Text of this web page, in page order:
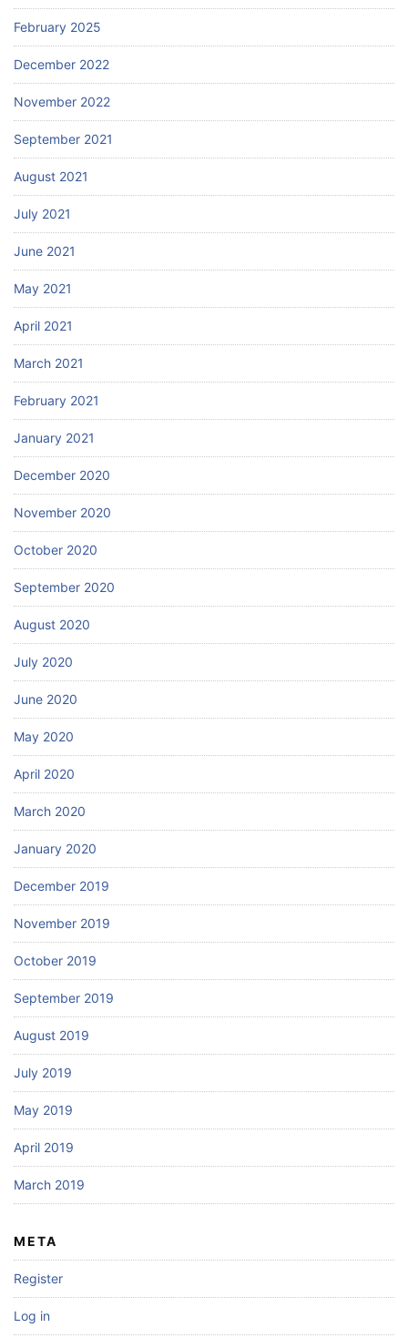
February 2025
December 2022
November 2022
September 2021
August 2021
July 2021
June 2021
May 2021
April 2021
March 2021
February 2021
January 2021
December 2020
November 2020
October 2020
September 2020
August 2020
July 2020
June 2020
May 2020
April 2020
March 2020
January 2020
December 2019
November 2019
October 2019
September 2019
August 2019
July 2019
May 2019
April 2019
March 2019
META
Register
Log in